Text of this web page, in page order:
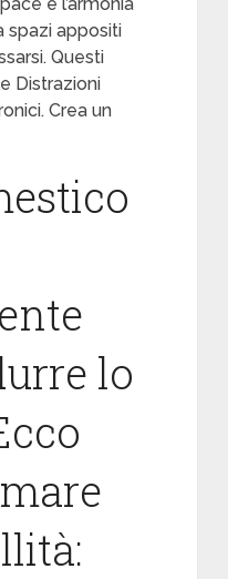
spazi appositi
Questi
Distrazioni
Crea un
lo